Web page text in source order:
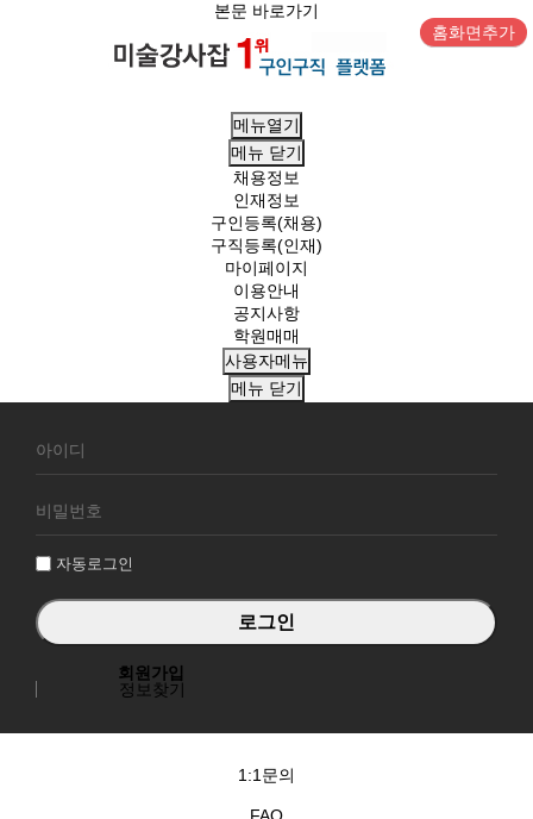
본문 바로가기
홈화면추가
메뉴열기
메뉴 닫기
채용정보
인재정보
구인등록(채용)
구직등록(인재)
마이페이지
이용안내
공지사항
학원매매
사용자메뉴
메뉴 닫기
원
그
자동로그인
회원가입
정보찾기
1:1문의